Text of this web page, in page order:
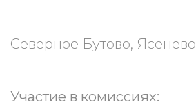
Северное Бутово, Ясенево
Участие в комиссиях: